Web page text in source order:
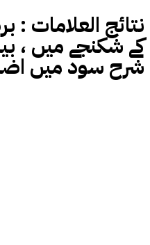
نتائج العلامات :
کے شکنجے میں ،
شرح سود میں